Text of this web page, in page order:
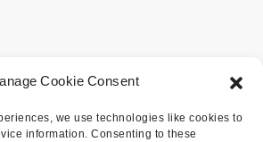
Cookie Consent
we use technologies like cookies to
information. Consenting to these